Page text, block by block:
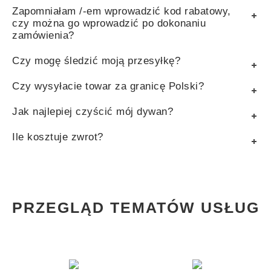
Zapomniałam /-em wprowadzić kod rabatowy,
czy można go wprowadzić po dokonaniu
zamówienia?
Czy mogę śledzić moją przesyłkę?
Czy wysyłacie towar za granicę Polski?
Jak najlepiej czyścić mój dywan?
Ile kosztuje zwrot?
PRZEGLĄD TEMATÓW USŁUG